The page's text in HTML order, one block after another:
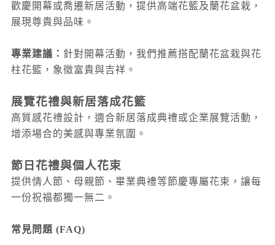
歡慶開幕或喬遷新居活動，提供高端花籃及蘭花盆栽，
展現尊貴與品味。
專業建議： 針對開幕活動，我們推薦搭配蘭花盆栽與花
柱花籃，象徵富貴與吉祥。
展覽花禮與新居落成花籃
高質感花禮設計，適合新居落成典禮或企業展覽活動，
增添場合的美感與專業氛圍。
節日花禮與個人花束
提供情人節、母親節、畢業典禮等節慶專屬花束，讓每
一份祝福都獨一無二。
常見問題 (FAQ)